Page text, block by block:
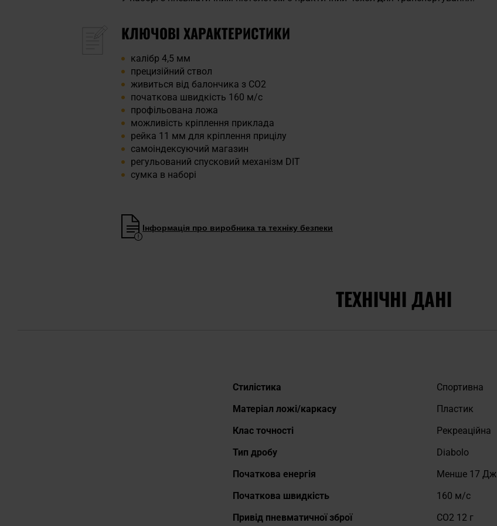
КЛЮЧОВІ ХАРАКТЕРИСТИКИ
калібр 4,5 мм
прецизійний ствол
живиться від балончика з CO2
початкова швидкість 160 м/с
профільована ложа
можливість кріплення приклада
рейка 11 мм для кріплення прицілу
самоіндексуючий магазин
регульований спусковий механізм DIT
сумка в наборі
Інформація про виробника та техніку безпеки
ТЕХНІЧНІ ДАНІ
Докладніше
Стилістика
Спортивна
Матеріал ложі/каркасу
Пластик
Клас точності
Рекреаційна
Тип дробу
Diabolo
Початкова енергія
Менше 17 Дж
Початкова швидкість
160 м/с
Привід пневматичної зброї
CO2 12 г